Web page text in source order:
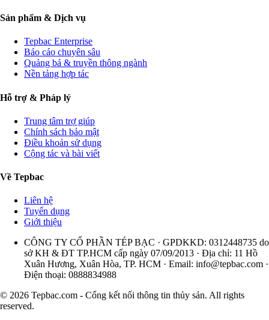
Sản phẩm & Dịch vụ
Tepbac Enterprise
Báo cáo chuyên sâu
Quảng bá & truyền thông ngành
Nền tảng hợp tác
Hỗ trợ & Pháp lý
Trung tâm trợ giúp
Chính sách bảo mật
Điều khoản sử dụng
Cộng tác và bài viết
Về Tepbac
Liên hệ
Tuyển dụng
Giới thiệu
CÔNG TY CỔ PHẦN TÉP BẠC · GPDKKD: 0312448735 do
sở KH & ĐT TP.HCM cấp ngày 07/09/2013 · Địa chỉ: 11 Hồ
Xuân Hương, Xuân Hòa, TP. HCM · Email: info@tepbac.com ·
Điện thoại: 0888834988
© 2026 Tepbac.com - Cổng kết nối thông tin thủy sản. All rights
reserved.